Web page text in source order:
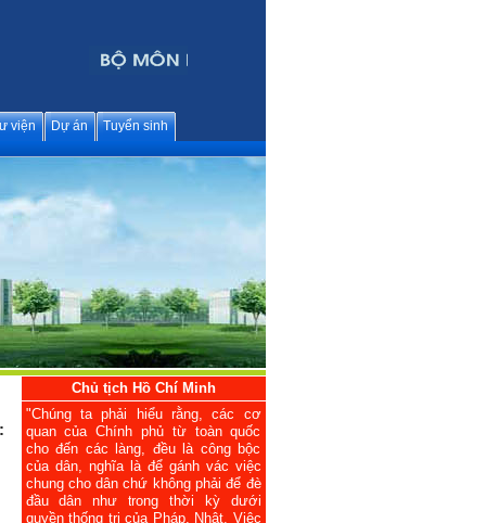
viện Dự án Tuyển sinh
Chủ tịch Hồ Chí Minh
"Chúng ta phải hiểu rằng, các cơ
quan của Chính phủ từ toàn quốc
cho đến các làng, đều là công bộc
của dân, nghĩa là để gánh vác việc
chung cho dân chứ không phải để đè
đầu dân như trong thời kỳ dưới
quyền thống trị của Pháp, Nhật. Việc